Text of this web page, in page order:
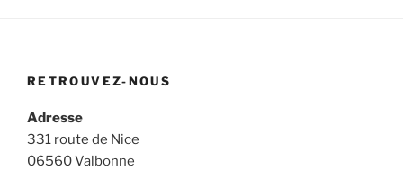
RETROUVEZ-NOUS
Adresse
331 route de Nice
06560 Valbonne